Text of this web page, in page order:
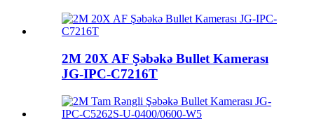
2M 20X AF Şəbəkə Bullet Kamerası
JG-IPC-C7216T